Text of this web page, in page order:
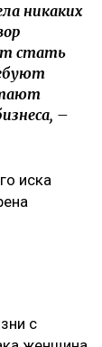
никаких
стать
–
иска
с